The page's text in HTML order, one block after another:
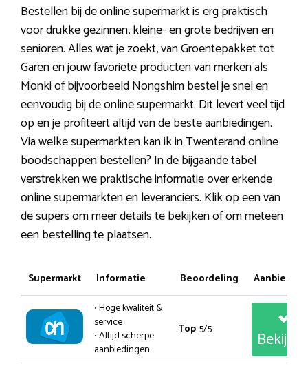
Bestellen bij de online supermarkt is erg praktisch
voor drukke gezinnen, kleine- en grote bedrijven en
senioren. Alles wat je zoekt, van Groentepakket tot
Garen en jouw favoriete producten van merken als
Monki of bijvoorbeeld Nongshim bestel je snel en
eenvoudig bij de online supermarkt. Dit levert veel tijd
op en je profiteert altijd van de beste aanbiedingen.
Via welke supermarkten kan ik in Twenterand online
boodschappen bestellen? In de bijgaande tabel
verstrekken we praktische informatie over erkende
online supermarkten en leveranciers. Klik op een van
de supers om meer details te bekijken of om meteen
een bestelling te plaatsen.
Supermarkt Informatie Beoordeling
• Hoge kwaliteit &
service
• Altijd scherpe
aanbiedingen
Top: 5/5